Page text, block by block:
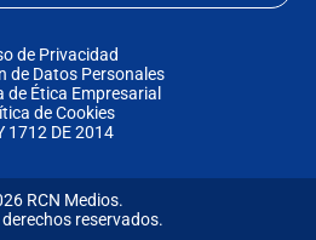
de Privacidad
de Datos Personales
de Ética Empresarial
de Cookies
1712 DE 2014
RCN Medios.
reservados.